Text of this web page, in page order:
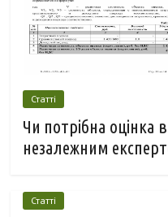
Статті
Чи потрібна оцінка
незалежним
Статті